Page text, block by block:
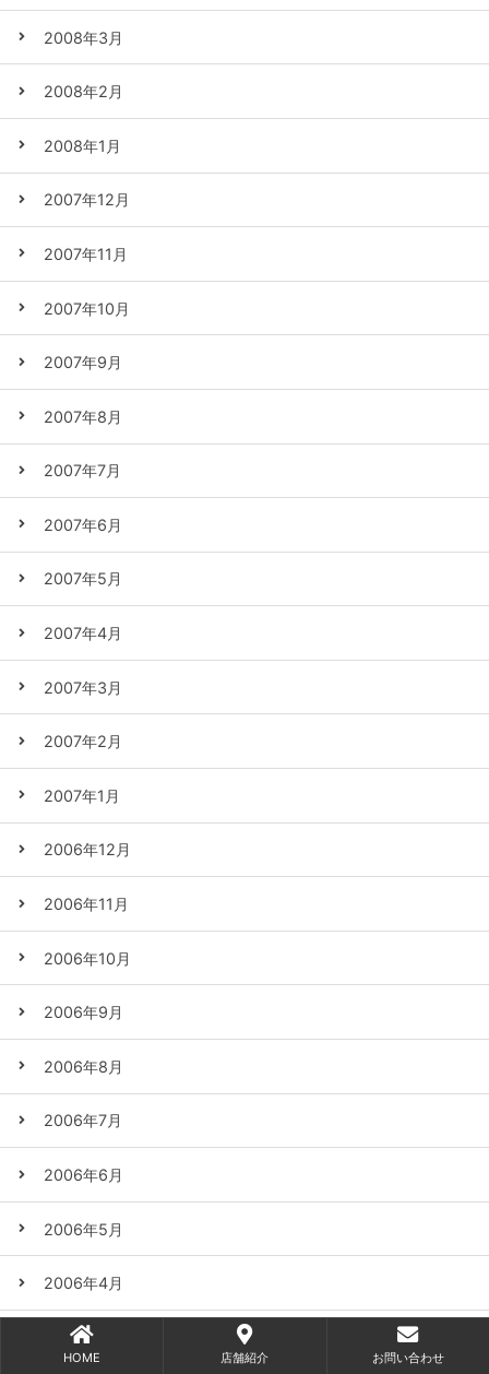
2008年3月
2008年2月
2008年1月
2007年12月
2007年11月
2007年10月
2007年9月
2007年8月
2007年7月
2007年6月
2007年5月
2007年4月
2007年3月
2007年2月
2007年1月
2006年12月
2006年11月
2006年10月
2006年9月
2006年8月
2006年7月
2006年6月
2006年5月
2006年4月
2006年3月
HOME 店舗紹介 お問い合わせ